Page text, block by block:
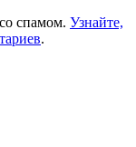
спамом. Узнайте,
.